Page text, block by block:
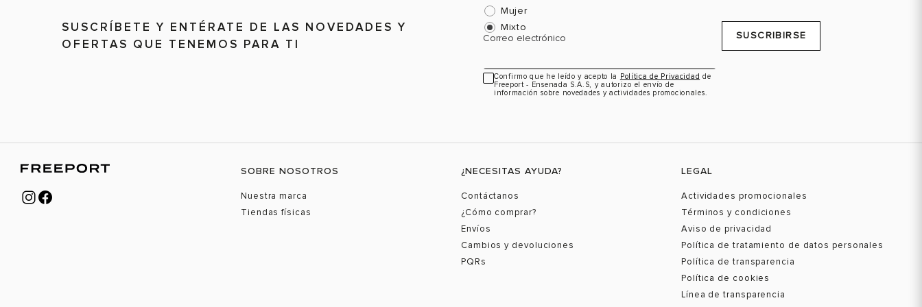
SUSCRÍBETE Y ENTÉRATE DE LAS NOVEDADES Y
OFERTAS QUE TENEMOS PARA TI
Mujer
Mixto
Correo electrónico
Confirmo que he leído y acepto la Política de Privacidad de
Freeport - Ensenada S.A.S, y autorizo el envío de
información sobre novedades y actividades promocionales.
SUSCRIBIRSE
SOBRE NOSOTROS
Nuestra marca
Tiendas físicas
¿NECESITAS AYUDA?
Contáctanos
¿Cómo comprar?
Envíos
Cambios y devoluciones
PQRs
LEGAL
Actividades promocionales
Términos y condiciones
Aviso de privacidad
Política de tratamiento de datos personales
Política de transparencia
Política de cookies
Línea de transparencia